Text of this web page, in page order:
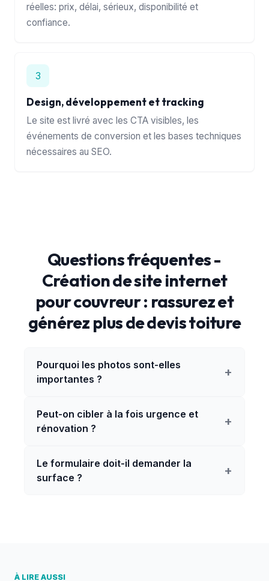
réelles: prix, délai, sérieux, disponibilité et
confiance.
3
Design, développement et tracking
Le site est livré avec les CTA visibles, les
événements de conversion et les bases techniques
nécessaires au SEO.
Questions fréquentes -
Création de site internet
pour couvreur : rassurez et
générez plus de devis toiture
Pourquoi les photos sont-elles
importantes ?
+
Peut-on cibler à la fois urgence et
rénovation ?
+
Le formulaire doit-il demander la
surface ?
+
À LIRE AUSSI